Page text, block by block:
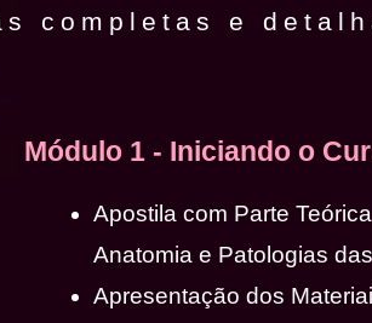
completas e
Módulo 1 - Iniciando o
Apostila com Parte
Anatomia e Patologias
Apresentação dos